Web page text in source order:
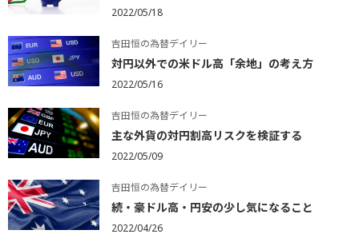
2022/05/18
吉田恒の為替デイリー
対円以外での米ドル高「余地」の考え方
2022/05/16
吉田恒の為替デイリー
主な外貨の対円割高リスクを検証する
2022/05/09
吉田恒の為替デイリー
続・豪ドル高・円安の少し気になること
2022/04/26